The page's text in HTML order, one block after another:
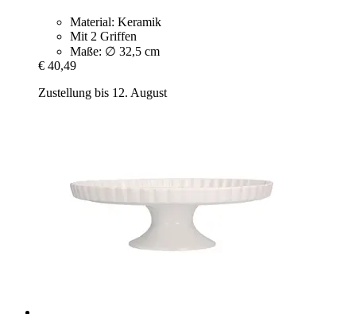
Material: Keramik
Mit 2 Griffen
Maße: ∅ 32,5 cm
€ 40,49
Zustellung bis 12. August